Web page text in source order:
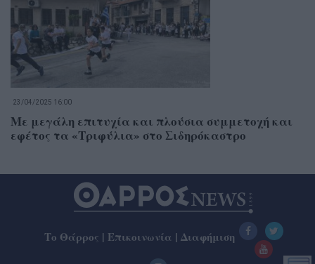
23/04/2025 16:00
Με μεγάλη επιτυχία και πλούσια συμμετοχή και
εφέτος τα «Τριφύλια» στο Σιδηρόκαστρο
Το Θάρρος | Επικοινωνία | Διαφήμιση